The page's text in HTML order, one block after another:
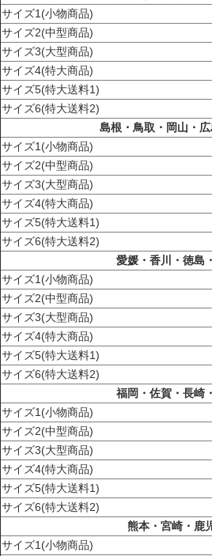
サイズ1(小物商品)
サイズ2(中型商品)
サイズ3(大型商品)
サイズ4(特大商品)
サイズ5(特大送料1)
サイズ6(特大送料2)
島根・鳥取・岡山・
サイズ1(小物商品)
サイズ2(中型商品)
サイズ3(大型商品)
サイズ4(特大商品)
サイズ5(特大送料1)
サイズ6(特大送料2)
愛媛・香川・徳島
サイズ1(小物商品)
サイズ2(中型商品)
サイズ3(大型商品)
サイズ4(特大商品)
サイズ5(特大送料1)
サイズ6(特大送料2)
福岡・佐賀・長崎
サイズ1(小物商品)
サイズ2(中型商品)
サイズ3(大型商品)
サイズ4(特大商品)
サイズ5(特大送料1)
サイズ6(特大送料2)
熊本・宮崎・鹿
サイズ1(小物商品)